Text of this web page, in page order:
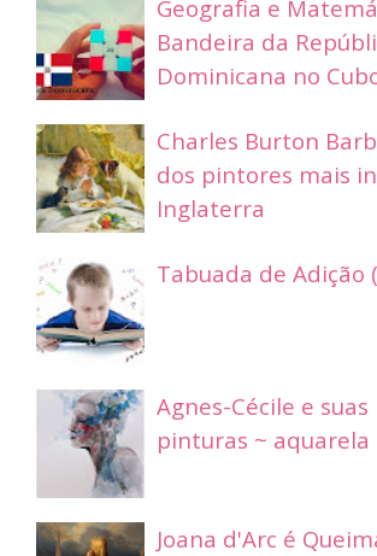
Geografia e
Bandeira da
Dominicana no
Charles Burton
dos pintores mais
Inglaterra
Tabuada de Adição
Agnes-Cécile e
pinturas ~ aquarela
Joana d'Arc é